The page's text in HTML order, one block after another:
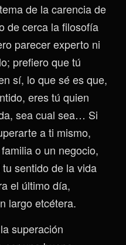
de la carencia de
de cerca la filosofía
parecer experto ni
prefiero que tú
sí, lo que sé es que,
eres tú quien
sea cual sea… Si
a ti mismo,
o un negocio,
sentido de la vida
el último día,
largo etcétera.
superación